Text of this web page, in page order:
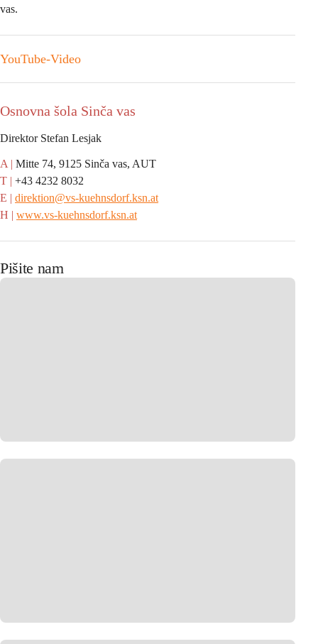
vas.
YouTube-Video
Osnovna šola Sinča vas
Direktor Stefan Lesjak
A | Mitte 74, 9125 Sinča vas, AUT
T | +43 4232 8032
E | direktion@vs-kuehnsdorf.ksn.at
H | www.vs-kuehnsdorf.ksn.at
Pišite nam